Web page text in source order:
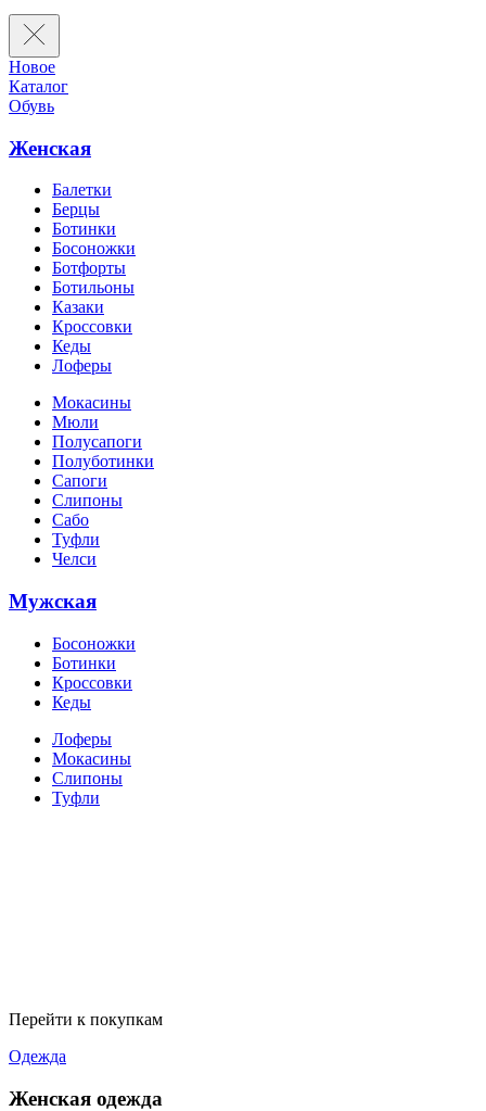
Новое
Каталог
Обувь
Женская
Балетки
Берцы
Ботинки
Босоножки
Ботфорты
Ботильоны
Казаки
Кроссовки
Кеды
Лоферы
Мокасины
Мюли
Полусапоги
Полуботинки
Сапоги
Слипоны
Сабо
Туфли
Челси
Мужская
Босоножки
Ботинки
Кроссовки
Кеды
Лоферы
Мокасины
Слипоны
Туфли
Перейти к покупкам
Одежда
Женская одежда